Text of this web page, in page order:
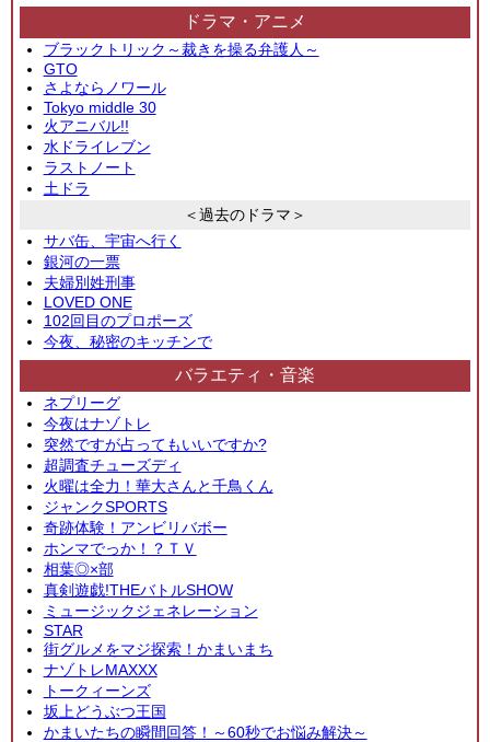
ドラマ・アニメ
ブラックトリック～裁きを操る弁護人～
GTO
さよならノワール
Tokyo middle 30
火アニバル!!
水ドライレブン
ラストノート
土ドラ
＜過去のドラマ＞
サバ缶、宇宙へ行く
銀河の一票
夫婦別姓刑事
LOVED ONE
102回目のプロポーズ
今夜、秘密のキッチンで
バラエティ・音楽
ネプリーグ
今夜はナゾトレ
突然ですが占ってもいいですか?
超調査チューズディ
火曜は全力！華大さんと千鳥くん
ジャンクSPORTS
奇跡体験！アンビリバボー
ホンマでっか！？ＴＶ
相葉◎×部
真剣遊戯!THEバトルSHOW
ミュージックジェネレーション
STAR
街グルメをマジ探索！かまいまち
ナゾトレMAXXX
トークィーンズ
坂上どうぶつ王国
かまいたちの瞬間回答！～60秒でお悩み解決～